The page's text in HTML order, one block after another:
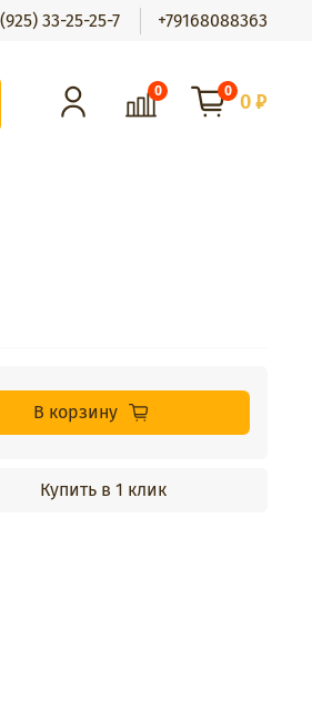
33-25-25-7 +79168088363
0 0 0 ₽
В корзину
Купить в 1 клик